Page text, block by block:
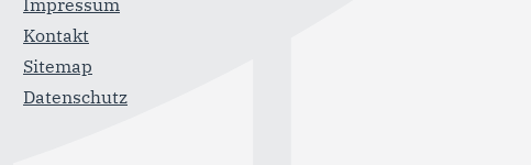
Kontakt
Sitemap
Datenschutz